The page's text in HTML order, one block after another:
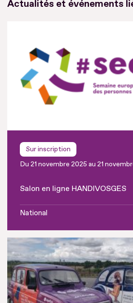
Actualités et événements
Sur inscription
Du 21 novembre 2025 au 21
Salon en ligne HANDIVOSGES
National